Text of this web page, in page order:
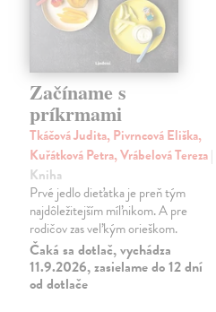
Začíname s
príkrmami
Tkáčová Judita, Pivrncová Eliška,
Kuřátková Petra, Vrábelová Tereza|
Kniha
Prvé jedlo dieťatka je preň tým
najdôležitejším míľnikom. A pre
rodičov zas veľkým orieškom.
Čaká sa dotlač, vychádza
11.9.2026, zasielame do 12 dní
od dotlače